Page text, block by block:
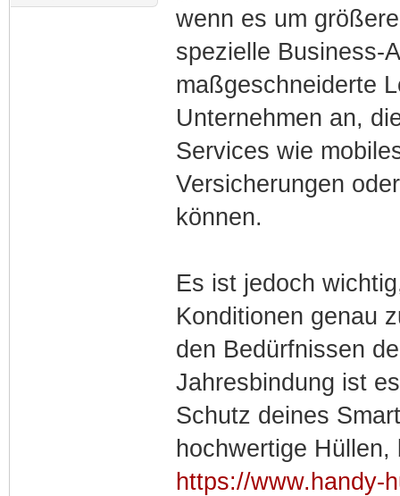
wenn es um
spezielle Business-
maßgeschneiderte
Unternehmen an,
Services wie
Versicherungen
können.
Es ist jedoch
Konditionen genau
den Bedürfnissen
Jahresbindung ist
Schutz deines
hochwertige
https://www.handy-